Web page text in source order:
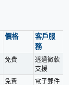
價格
客戶服
務
免費
透過微軟
支援
免費
電子郵件